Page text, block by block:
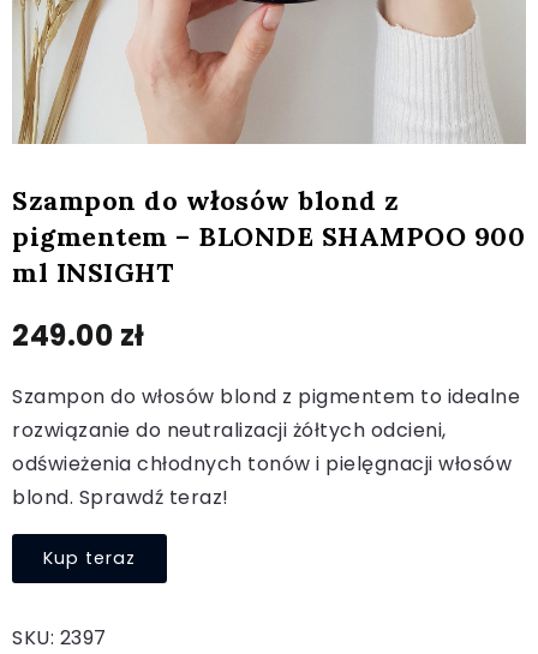
Szampon do włosów blond z
pigmentem – BLONDE SHAMPOO 900
ml INSIGHT
249.00 zł
Szampon do włosów blond z pigmentem to idealne
rozwiązanie do neutralizacji żółtych odcieni,
odświeżenia chłodnych tonów i pielęgnacji włosów
blond. Sprawdź teraz!
Kup teraz
SKU: 2397